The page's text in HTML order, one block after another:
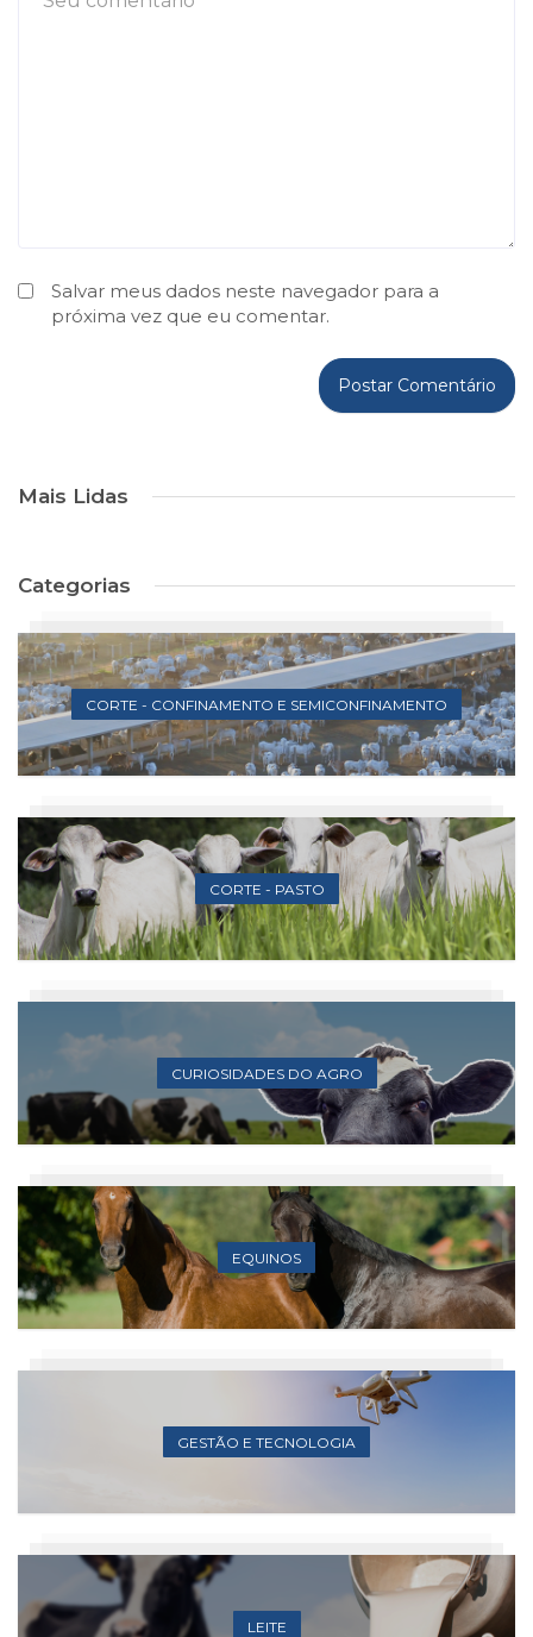
Salvar meus dados neste navegador para a
próxima vez que eu comentar.
Mais Lidas
Categorias
CORTE - CONFINAMENTO E SEMICONFINAMENTO
CORTE - PASTO
CURIOSIDADES DO AGRO
EQUINOS
GESTÃO E TECNOLOGIA
LEITE